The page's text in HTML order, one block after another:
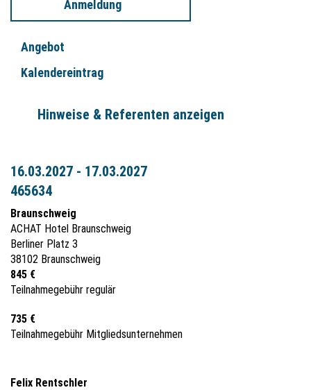
Anmeldung
Angebot
Kalendereintrag
Hinweise & Referenten anzeigen
16.03.2027 - 17.03.2027
465634
Braunschweig
ACHAT Hotel Braunschweig
Berliner Platz 3
38102 Braunschweig
845 €
Teilnahmegebühr regulär
735 €
Teilnahmegebühr Mitgliedsunternehmen
Felix Rentschler